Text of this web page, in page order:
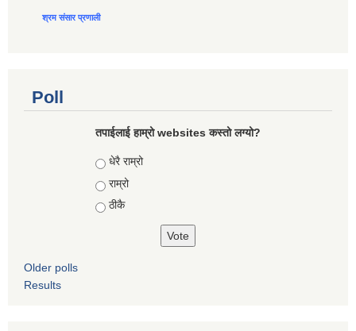
श्रम संसार प्रणाली
Poll
तपाईलाई हाम्रो websites कस्तो लग्यो?
Choices
धेरै राम्रो
राम्रो
ठीकै
Older polls
Results